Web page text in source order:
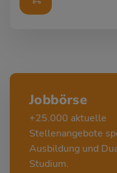
Jobbörse
+25.000 aktuelle
Stellenangebote
Ausbildung und
Studium.